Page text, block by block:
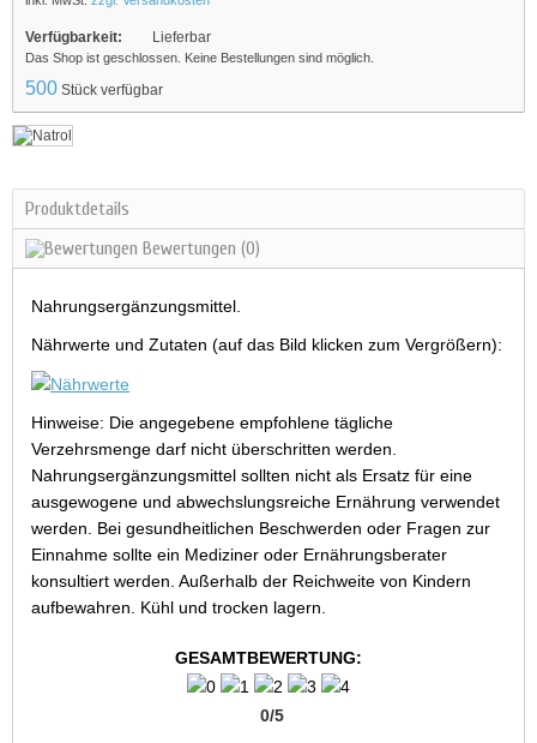
Verfügbarkeit: Lieferbar
Das Shop ist geschlossen. Keine Bestellungen sind möglich.
500 Stück verfügbar
Produktdetails
Bewertungen (0)
Nahrungsergänzungsmittel.
Nährwerte und Zutaten (auf das Bild klicken zum Vergrößern):
Hinweise: Die angegebene empfohlene tägliche
Verzehrsmenge darf nicht überschritten werden.
Nahrungsergänzungsmittel sollten nicht als Ersatz für eine
ausgewogene und abwechslungsreiche Ernährung verwendet
werden. Bei gesundheitlichen Beschwerden oder Fragen zur
Einnahme sollte ein Mediziner oder Ernährungsberater
konsultiert werden. Außerhalb der Reichweite von Kindern
aufbewahren. Kühl und trocken lagern.
GESAMTBEWERTUNG:
0/5